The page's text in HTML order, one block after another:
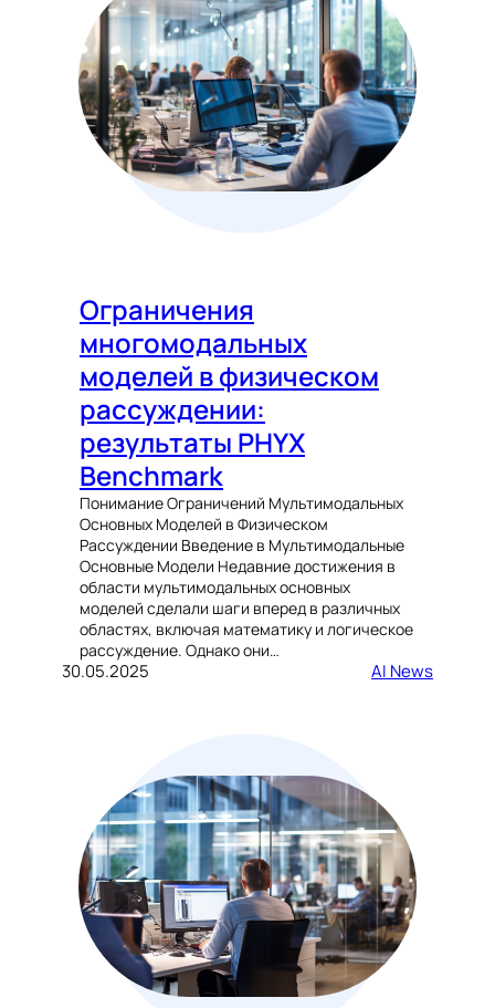
Ограничения
многомодальных
моделей в физическом
рассуждении:
результаты PHYX
Benchmark
Понимание Ограничений Мультимодальных
Основных Моделей в Физическом
Рассуждении Введение в Мультимодальные
Основные Модели Недавние достижения в
области мультимодальных основных
моделей сделали шаги вперед в различных
областях, включая математику и логическое
рассуждение. Однако они…
30.05.2025 AI News